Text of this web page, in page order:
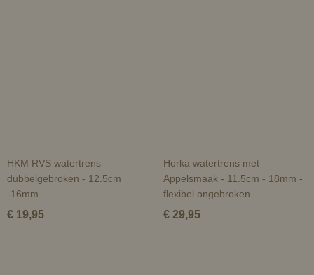
HKM RVS watertrens
dubbelgebroken - 12.5cm
-16mm
€ 19,95
Horka watertrens met
Appelsmaak - 11.5cm - 18mm -
flexibel ongebroken
€ 29,95